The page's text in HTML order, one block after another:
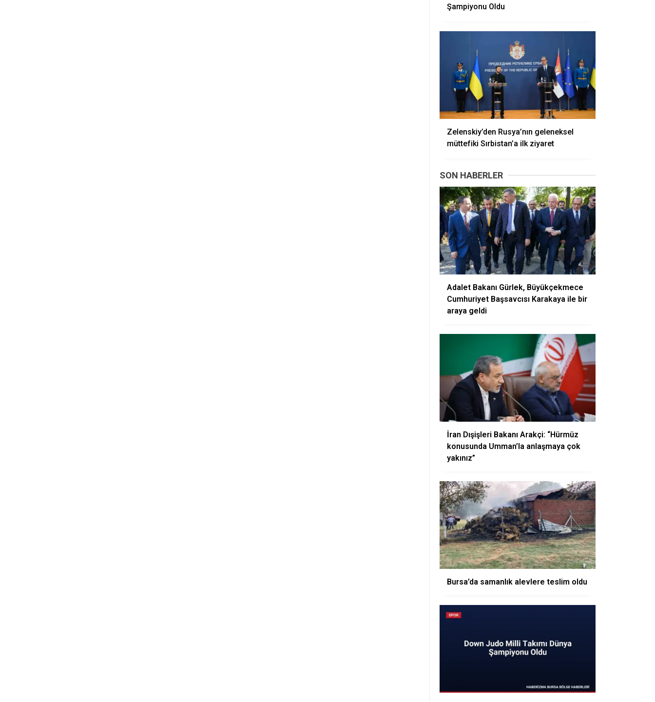
Şampiyonu Oldu
Zelenskiy’den Rusya’nın geleneksel
müttefiki Sırbistan’a ilk ziyaret
SON HABERLER
Adalet Bakanı Gürlek, Büyükçekmece
Cumhuriyet Başsavcısı Karakaya ile bir
araya geldi
İran Dışişleri Bakanı Arakçi: “Hürmüz
konusunda Umman’la anlaşmaya çok
yakınız”
Bursa’da samanlık alevlere teslim oldu